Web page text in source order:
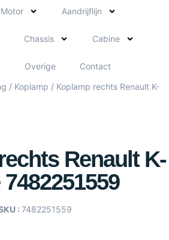
Motor Aandrijflijn
Chassis Cabine
Overige
Contact
/ Koplamp / Koplamp rechts Renault K-
Renault K-
: 7482251559